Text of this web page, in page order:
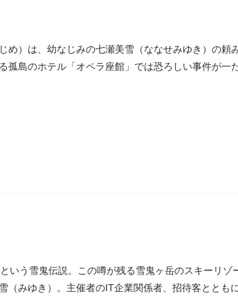
め）は、幼なじみの七瀬美雪（ななせみゆき）の頼
島のホテル「オペラ座館」では恐ろしい事件が一た
いう雪鬼伝説。この噂が残る雪鬼ヶ岳のスキーリゾ
みゆき）。主催者のIT企業関係者、招待客とともに